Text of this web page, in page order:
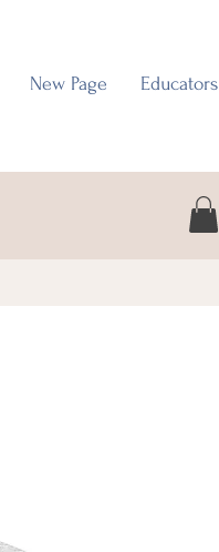
New Page Educators